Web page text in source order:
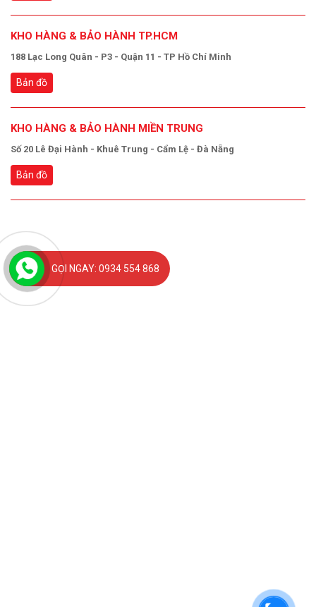
KHO HÀNG & BẢO HÀNH TP.HCM
188 Lạc Long Quân - P3 - Quận 11 - TP Hồ Chí Minh
Bản đồ
KHO HÀNG & BẢO HÀNH MIỀN TRUNG
Số 20 Lê Đại Hành - Khuê Trung - Cẩm Lệ - Đà Nẵng
Bản đồ
GỌI NGAY: 0934 554 868